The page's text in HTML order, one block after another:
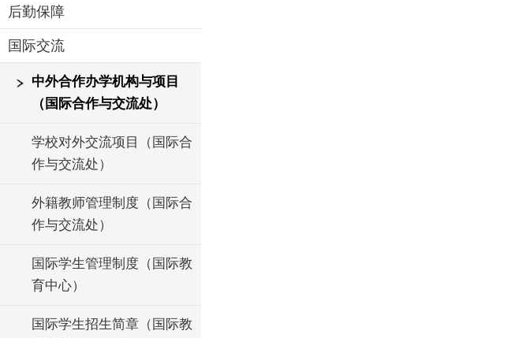
后勤保障
国际交流
中外合作办学机构与项目
（国际合作与交流处）
学校对外交流项目（国际合
作与交流处）
外籍教师管理制度（国际合
作与交流处）
国际学生管理制度（国际教
育中心）
国际学生招生简章（国际教